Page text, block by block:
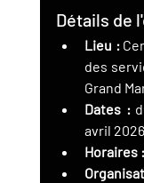
Détails de
Lieu :
des
Grand
Dates :
avril 2026
Horaires :